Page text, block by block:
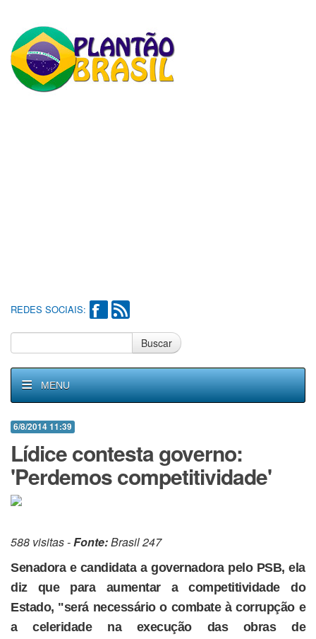
REDES SOCIAIS:
Buscar
MENU
6/8/2014 11:39
Lídice contesta governo:
'Perdemos competitividade'
588 visitas -Fonte:Brasil 247
Senadora e candidata a governadora pelo PSB, ela
diz que para aumentar a competitividade do
Estado, "será necessário o combate à corrupção e
a celeridade na execução das obras de